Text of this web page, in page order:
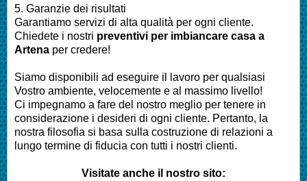
5. Garanzie dei risultati
Garantiamo servizi di alta qualità per ogni cliente.
Chiedete i nostri preventivi per imbiancare casa a
Artena per credere!
Siamo disponibili ad eseguire il lavoro per qualsiasi
Vostro ambiente, velocemente e al massimo livello!
Ci impegnamo a fare del nostro meglio per tenere in
considerazione i desideri di ogni cliente. Pertanto, la
nostra filosofia si basa sulla costruzione di relazioni a
lungo termine di fiducia con tutti i nostri clienti.
Visitate anche il nostro sito: